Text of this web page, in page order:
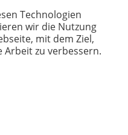
Technologien
wir die Nutzung
mit dem Ziel,
Arbeit zu verbessern.